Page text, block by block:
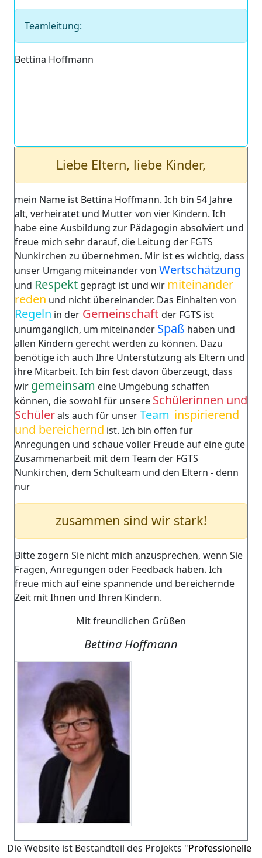
Teamleitung:
Bettina Hoffmann
Liebe Eltern, liebe Kinder,
mein Name ist Bettina Hoffmann. Ich bin 54 Jahre
alt, verheiratet und Mutter von vier Kindern. Ich
habe eine Ausbildung zur Pädagogin absolviert und
freue mich sehr darauf, die Leitung der FGTS
Nunkirchen zu übernehmen. Mir ist es wichtig, dass
unser Umgang miteinander von Wertschätzung
und Respekt geprägt ist und wir miteinander
reden und nicht übereinander. Das Einhalten von
Regeln in der Gemeinschaft der FGTS ist
unumgänglich, um miteinander Spaß haben und
allen Kindern gerecht werden zu können. Dazu
benötige ich auch Ihre Unterstützung als Eltern und
ihre Mitarbeit. Ich bin fest davon überzeugt, dass
wir gemeinsam eine Umgebung schaffen
können, die sowohl für unsere Schülerinnen und
Schülerals auch für unserTeam inspirierend
und bereichernd ist. Ich bin offen für
Anregungen und schaue voller Freude auf eine gute
Zusammenarbeit mit dem Team der FGTS
Nunkirchen, dem Schulteam und den Eltern - denn
nur
zusammen sind wir stark!
Bitte zögern Sie nicht mich anzusprechen, wenn Sie
Fragen, Anregungen oder Feedback haben. Ich
freue mich auf eine spannende und bereichernde
Zeit mit Ihnen und Ihren Kindern.
Mit freundlichen Grüßen
Bettina Hoffmann
Die Website ist Bestandteil des Projekts "Professionelle